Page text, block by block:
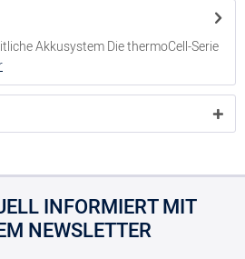
Akkusystem Die thermoCell-Serie
INFORMIERT MIT
NEWSLETTER